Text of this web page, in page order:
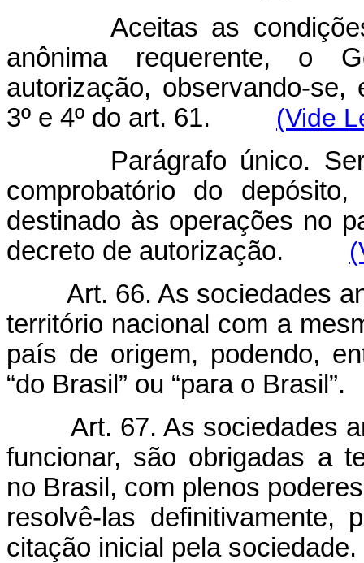
Aceitas as
anônima requerente, o
autorização, observando-
3º e 4º do art. 61.
(Vide
Parágrafo único.
comprobatório do
destinado às operações no
decreto de autorização.
Art. 66. As sociedades
território nacional com a
país de origem, podendo,
“do Brasil” ou “para o Brasil”.
Art. 67. As sociedades
funcionar, são obrigadas a
no Brasil, com plenos
resolvê-las definitivamente,
citação inicial pela sociedade.